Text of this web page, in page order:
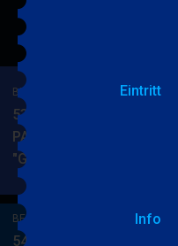
BERRY BLUE & BAND
53. JAZZ Matinee in den
PARKSIDE STUDIOS
"Gypsy Jazz"
BAND
BERRY BLUE & BAND
54. JAZZ Matinee in den
Eintritt
Info